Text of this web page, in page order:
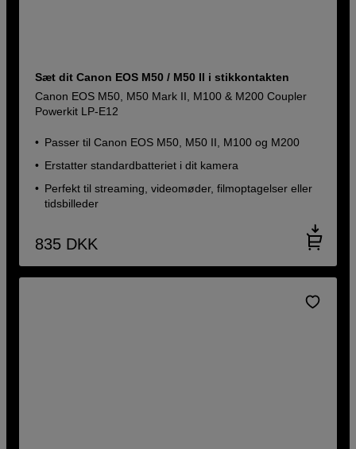
Sæt dit Canon EOS M50 / M50 II i stikkontakten
Canon EOS M50, M50 Mark II, M100 & M200 Coupler
Powerkit LP-E12
Passer til Canon EOS M50, M50 II, M100 og M200
Erstatter standardbatteriet i dit kamera
Perfekt til streaming, videomøder, filmoptagelser eller
tidsbilleder
835 DKK